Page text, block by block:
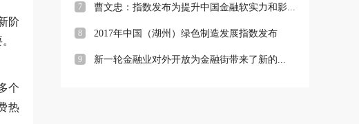
阶
个
热
7 曹文忠：指数发布为提升中国金融软实力和影...
8 2017年中国（湖州）绿色制造发展指数发布
9 新一轮金融业对外开放为金融街带来了新的...